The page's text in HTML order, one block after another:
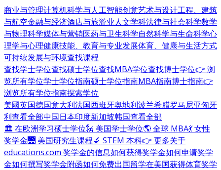
商业与管理计算机科学与人工智能创意艺术与设计工程、建筑
与航空金融与经济酒店与旅游业人文学科法律与社会科学数学
与物理科学媒体与营销医药与卫生科学自然科学与生命科学心
理学与心理健康技能、教育与专业发展体育、健康与生活方式
可持续发展与环境查找课程
查找学士学位查找硕士学位查找MBA学位查找博士学位👉 浏
览所有学位学士学位指南硕士学位指南MBA指南博士指南👉
浏览所有学位指南探索学位
美國英国德国意大利法国西班牙奥地利波兰希腊罗马尼亚匈牙
利查看全部中国日本印度新加坡韩国查看全部
🏛 在欧洲学习硕士学位🗽 美国学士学位🌎 全球 MBA💃 女性
奖学金🌉 美国研究生课程🔬 STEM 本科👉 更多关于
educations.com 奖学金的信息如何获得奖学金如何申请奖学
金如何撰写奖学金附函如何免费出国留学在美国获得体育奖学